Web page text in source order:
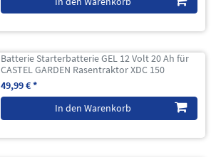
Batterie Starterbatterie GEL 12 Volt 20 Ah für
CASTEL GARDEN Rasentraktor XDC 150
49,99 € *
In den Warenkorb